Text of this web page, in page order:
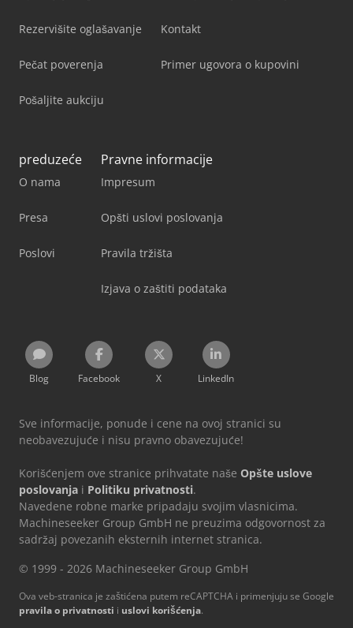
Rezervišite oglašavanje
Pečat poverenja
Pošaljite aukciju
Kontakt
Primer ugovora o kupovini
preduzeće
O nama
Presa
Poslovi
Pravne informacije
Impresum
Opšti uslovi poslovanja
Pravila tržišta
Izjava o zaštiti podataka
Blog Facebook X LinkedIn
Sve informacije, ponude i cene na ovoj stranici su
neobavezujuće i nisu pravno obavezujuće!
Korišćenjem ove stranice prihvatate naše Opšte uslove
poslovanja i Politiku privatnosti.
Navedene robne marke pripadaju svojim vlasnicima.
Machineseeker Group GmbH ne preuzima odgovornost za
sadržaj povezanih eksternih internet stranica.
© 1999 - 2026 Machineseeker Group GmbH
Ova veb-stranica je zaštićena putem reCAPTCHA i primenjuju se Google
pravila o privatnosti i uslovi korišćenja.